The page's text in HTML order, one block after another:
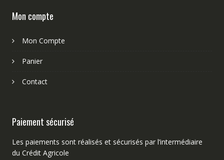
Mon compte
Mon Compte
Panier
Contact
Paiement sécurisé
Les paiements sont réalisés et sécurisés par l’intermédiaire
du Crédit Agricole